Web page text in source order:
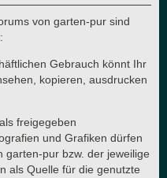
von garten-pur sind
Gebrauch könnt Ihr
kopieren, ausdrucken
freigegeben
und Grafiken dürfen
garten-pur bzw. der jeweilige
als Quelle für die genutzte